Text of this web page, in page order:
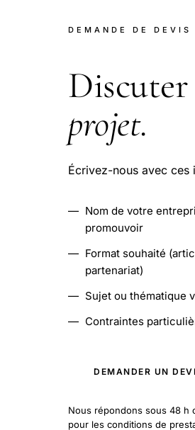
DEMANDE DE DEVIS
projet.
Écrivez-nous avec ces
— Nom de votre
promouvoir
— Format souhaité
partenariat)
— Sujet ou thématique
— Contraintes
DEMANDER UN
Nous répondons sous 48 h
pour les conditions de